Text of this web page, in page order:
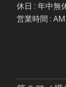
休日 : 年中無
営業時間 :